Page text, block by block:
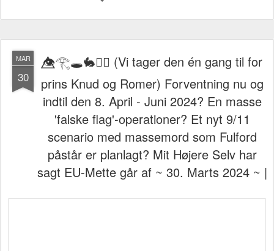
MAR
30
👁️⃤𓂀🕳️🐇🏴‍☠️ (Vi tager den én gang til for
prins Knud og Romer) Forventning nu og
indtil den 8. April - Juni 2024? En masse
'falske flag'-operationer? Et nyt 9/11
scenario med massemord som Fulford
påstår er planlagt? Mit Højere Selv har
sagt EU-Mette går af ~ 30. Marts 2024 ~ |